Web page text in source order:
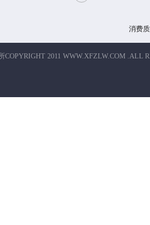
消费
COPYRIGHT 2011 WWW.XFZLW.COM .ALL